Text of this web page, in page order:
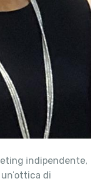
indipendente,
di